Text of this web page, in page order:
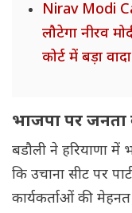
Nirav Modi
लौटेगा नीरव
कोर्ट में बड़ा वादा
भाजपा पर जनता
बडौली ने हरियाणा
कि उचाना सीट पर
कार्यकर्ताओं की